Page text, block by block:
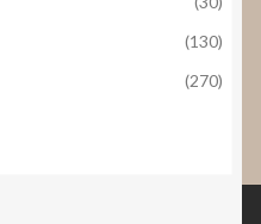
(130)
(270)